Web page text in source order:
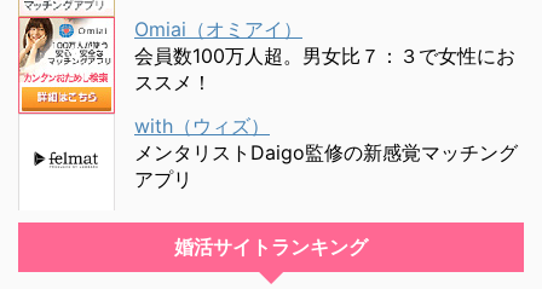
Omiai（オミアイ）
会員数100万人超。男女比７：３で女性にお
ススメ！
with（ウィズ）
メンタリストDaigo監修の新感覚マッチング
アプリ
婚活サイトランキング